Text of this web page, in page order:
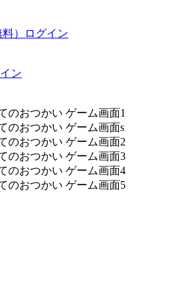
） ログイン